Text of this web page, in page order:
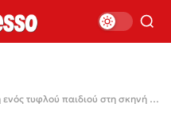
Η συγκινητική εμφάνιση ενός τυφλού παιδιού στη σκηνή με τον Γιάννη Κότσιρα